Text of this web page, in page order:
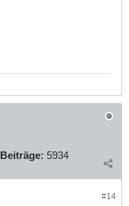
Beiträge: 5934
#14